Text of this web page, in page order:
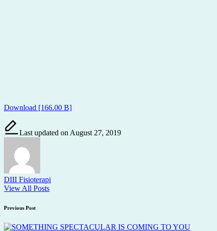
Download [166.00 B]
Last updated on August 27, 2019
DIII Fisioterapi
View All Posts
Post
navigation
Previous Post